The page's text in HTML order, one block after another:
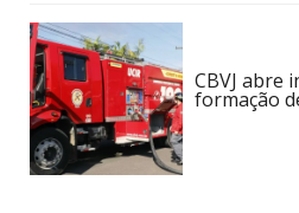
CBVJ abre
formação